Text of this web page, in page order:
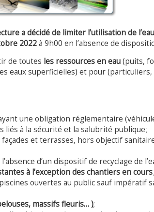
a décidé de limiter l’utilisation de
2022à 9h00 en l’absence de
de toutes les ressources en eau(puits,
eaux superficielles) et pour
une obligation réglementaire
à la sécurité et la salubrité publique ;
et terrasses, hors objectif
d’un dispositif de recyclage de
à l’exception des chantiers en cours;
ouvertes au public sauf impératif
massifs fleuris… );